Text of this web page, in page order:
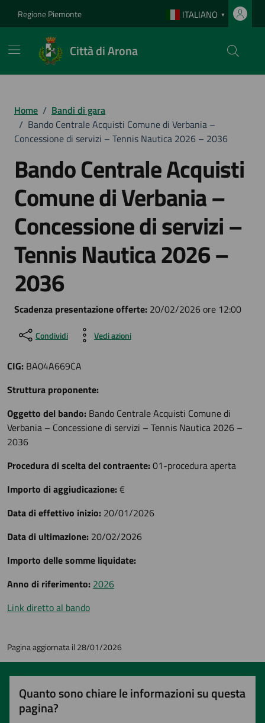
Regione Piemonte ITALIANO ▼
Città di Arona
Home / Bandi di gara
/ Bando Centrale Acquisti Comune di Verbania –
Concessione di servizi – Tennis Nautica 2026 – 2036
Bando Centrale Acquisti
Comune di Verbania –
Concessione di servizi –
Tennis Nautica 2026 –
2036
Scadenza presentazione offerte: 20/02/2026 ore 12:00
Condividi Vedi azioni
CIG: BA04A669CA
Struttura proponente:
Oggetto del bando: Bando Centrale Acquisti Comune di
Verbania – Concessione di servizi – Tennis Nautica 2026 –
2036
Procedura di scelta del contraente:01-procedura aperta
Importo di aggiudicazione:€
Data di effettivo inizio: 20/01/2026
Data di ultimazione: 20/02/2026
Importo delle somme liquidate:
Anno di riferimento: 2026
Link diretto al bando
Pagina aggiornata il 28/01/2026
Quanto sono chiare le informazioni su questa
pagina?